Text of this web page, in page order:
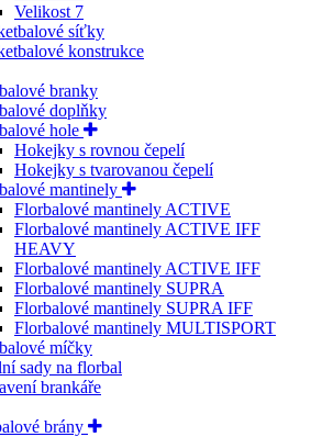
Velikost 7
síťky
konstrukce
branky
doplňky
hole
Hokejky s rovnou čepelí
Hokejky s tvarovanou čepelí
mantinely
Florbalové mantinely ACTIVE
Florbalové mantinely ACTIVE IFF
HEAVY
Florbalové mantinely ACTIVE IFF
Florbalové mantinely SUPRA
Florbalové mantinely SUPRA IFF
Florbalové mantinely MULTISPORT
míčky
sady na florbal
brankáře
brány